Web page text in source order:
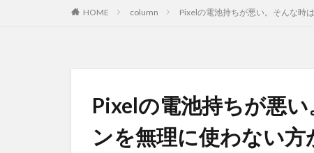
HOME column Pixelの電池持ちが悪い。そんな時
Pixelの電池持ちが悪
ンを無理に使わない方